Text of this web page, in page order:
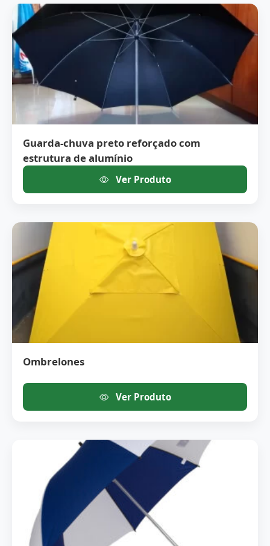
Guarda-chuva preto reforçado com
estrutura de alumínio
Ver Produto
Ombrelones
Ver Produto